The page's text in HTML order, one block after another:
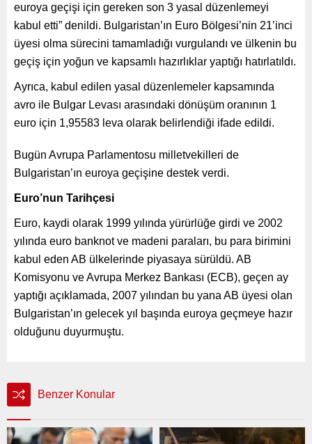
euroya geçişi için gereken son 3 yasal düzenlemeyi
kabul etti” denildi. Bulgaristan’ın Euro Bölgesi’nin 21’inci
üyesi olma sürecini tamamladığı vurgulandı ve ülkenin bu
geçiş için yoğun ve kapsamlı hazırlıklar yaptığı hatırlatıldı.
Ayrıca, kabul edilen yasal düzenlemeler kapsamında
avro ile Bulgar Levası arasındaki dönüşüm oranının 1
euro için 1,95583 leva olarak belirlendiği ifade edildi.
Bugün Avrupa Parlamentosu milletvekilleri de
Bulgaristan’ın euroya geçişine destek verdi.
Euro’nun Tarihçesi
Euro, kaydi olarak 1999 yılında yürürlüğe girdi ve 2002
yılında euro banknot ve madeni paraları, bu para birimini
kabul eden AB ülkelerinde piyasaya sürüldü. AB
Komisyonu ve Avrupa Merkez Bankası (ECB), geçen ay
yaptığı açıklamada, 2007 yılından bu yana AB üyesi olan
Bulgaristan’ın gelecek yıl başında euroya geçmeye hazır
olduğunu duyurmuştu.
Benzer Konular